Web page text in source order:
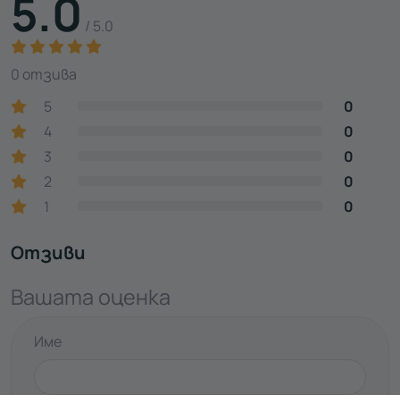
5.0 / 5.0
0 отзива
5
0
4
0
3
0
2
0
1
0
Отзиви
Вашата оценка
Име